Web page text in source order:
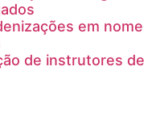
em nome
de instrutores de